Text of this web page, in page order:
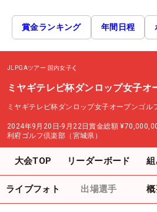
賞金ランキング 年間日程
JLPGAツアー 国内女子
ミヤギテレビ杯ダンロップ女子オ
ミヤギテレビ杯ダンロップ女子オープンゴル
2024年9月20日-9月22日賞金総額
利府ゴルフ倶楽部（宮城県）
大会TOP リーダーボード
ライブフォト 出場選手